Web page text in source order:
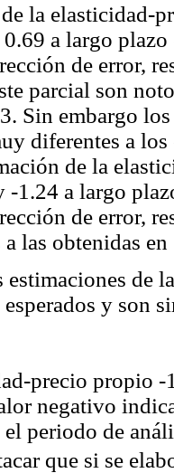
la elasticidad-
a largo
de error,
parcial son
Sin embargo
diferentes a
de la
-1.24 a largo
de error,
las obtenidas
estimaciones de
y son
precio propio -
negativo
periodo de
que si se